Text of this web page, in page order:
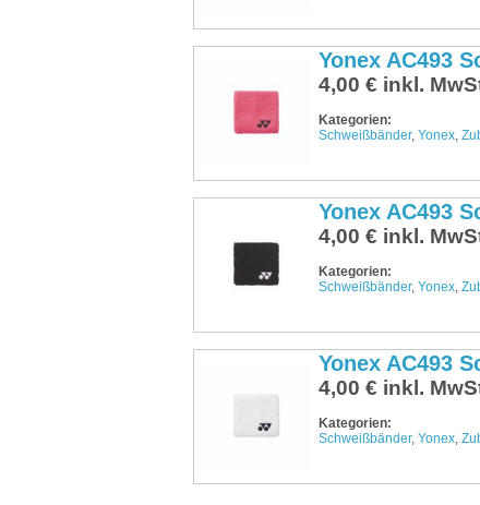
Yonex AC493
4,00 € inkl.
Kategorien:
Schweißbänder, Yonex,
Yonex AC493
4,00 € inkl.
Kategorien:
Schweißbänder, Yonex,
Yonex AC493
4,00 € inkl.
Kategorien:
Schweißbänder, Yonex,